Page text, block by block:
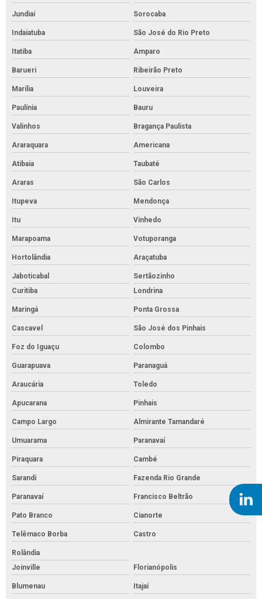
Jundiaí Sorocaba
Indaiatuba São José do Rio Preto
Itatiba Amparo
Barueri Ribeirão Preto
Marília Louveira
Paulínia Bauru
Valinhos Bragança Paulista
Araraquara Americana
Atibaia Taubaté
Araras São Carlos
Itupeva Mendonça
Itu Vinhedo
Marapoama Votuporanga
Hortolândia Araçatuba
Jaboticabal
Sertãozinho
Curitiba
Londrina
Maringá Ponta Grossa
Cascavel São José dos Pinhais
Foz do Iguaçu Colombo
Guarapuava Paranaguá
Araucária Toledo
Apucarana Pinhais
Campo Largo Almirante Tamandaré
Umuarama Paranavaí
Piraquara Cambé
Sarandi Fazenda Rio Grande
Paranavaí Francisco Beltrão
Pato Branco Cianorte
Telêmaco Borba Castro
Rolândia
Joinville
Florianópolis
Blumenau Itajaí